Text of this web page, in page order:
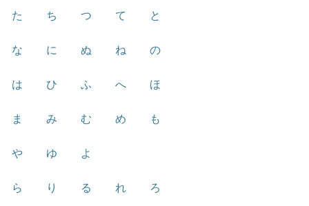
た ち つ て と
な に ぬ ね の
は ひ ふ へ ほ
ま み む め も
や ゆ よ
ら り る れ ろ